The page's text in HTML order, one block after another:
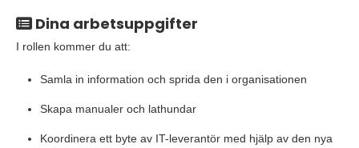
Dina arbetsuppgifter
I rollen kommer du att:
Samla in information och sprida den i organisationen
Skapa manualer och lathundar
Koordinera ett byte av IT-leverantör med hjälp av den nya